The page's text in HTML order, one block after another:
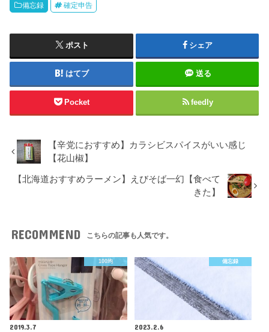
備忘録 確定申告
ポスト シェア
はてブ 送る
Pocket feedly
【辛党におすすめ】カラシビスパイスがいい感じ
【花山椒】
【北海道おすすめラーメン】えびそば一幻【食べて
きた】
RECOMMEND こちらの記事も人気です。
100均
2019.3.7
備忘録
2023.2.6